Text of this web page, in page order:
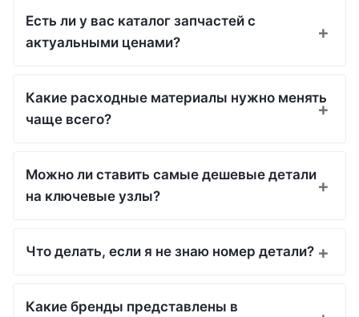
Есть ли у вас каталог запчастей с
актуальными ценами?
Какие расходные материалы нужно менять
чаще всего?
Можно ли ставить самые дешевые детали
на ключевые узлы?
Что делать, если я не знаю номер детали?
Какие бренды представлены в